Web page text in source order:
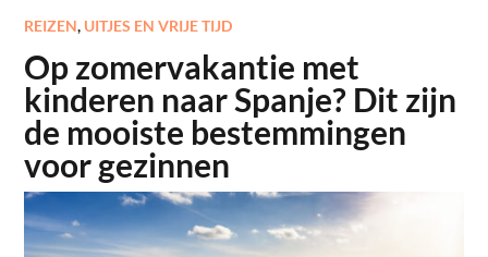
REIZEN, UITJES EN VRIJE TIJD
Op zomervakantie met
kinderen naar Spanje? Dit zijn
de mooiste bestemmingen
voor gezinnen